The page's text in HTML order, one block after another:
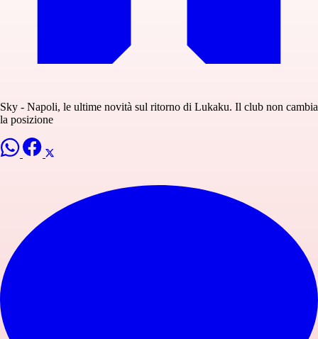
Sky - Napoli, le ultime novità sul ritorno di Lukaku. Il club non cambia
la posizione